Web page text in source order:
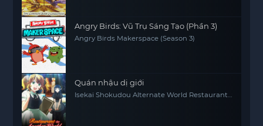
Angry Birds: Vũ Trụ Sáng Tạo (Phần 3)
Angry Birds Makerspace (Season 3)
Quán nhậu dị giới
Isekai Shokudou Alternate World Restaurant